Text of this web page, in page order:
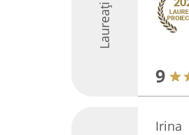
Laureați
9
Irina